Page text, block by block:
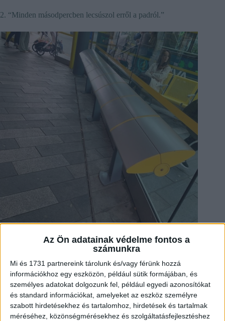
Az Ön adatainak védelme fontos a
számunkra
Mi és 1731 partnereink tárolunk és/vagy férünk hozzá
információkhoz egy eszközön, például sütik formájában, és
személyes adatokat dolgozunk fel, például egyedi azonosítókat
és standard információkat, amelyeket az eszköz személyre
szabott hirdetésekhez és tartalomhoz, hirdetések és tartalmak
méréséhez, közönségmérésekhez és szolgáltatásfejlesztéshez
2. “Minden másodpercben lecsúszol erről a padról.”
3. “A székeket kiszíneztem, főnök.” (Red jelentése piros, Blue